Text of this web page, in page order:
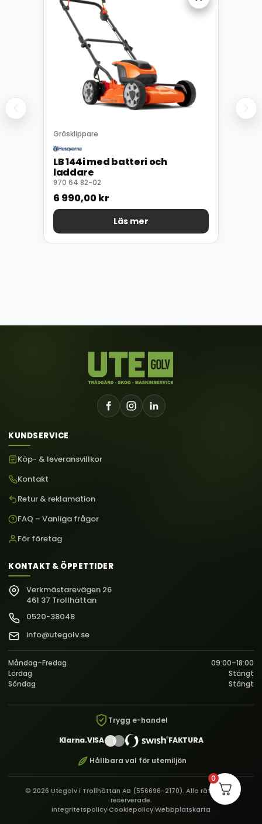
Gräsklippare
LB 144i med batteri och
laddare
970 64 82-02
6 990,00kr
Läs mer
KUNDSERVICE
Köp- & leveransvillkor
Kontakt
Retur & reklamation
FAQ – Vanliga frågor
För företag
KONTAKT & ÖPPETTIDER
Verkmästarevägen 26
461 37 Trollhättan
0520-38048
info@utegolv.se
Måndag–Fredag
09:00–18:00
Lördag
Stängt
Söndag
Stängt
Trygg e-handel
Klarna.VISA FAKTURA
Hållbara val för utemiljön
© 2026 Utegolv i Trollhättan AB (556696-2170). Alla rättigheter
reserverade.
Integritetspolicy|Cookiepolicy|Webbplatskarta
0